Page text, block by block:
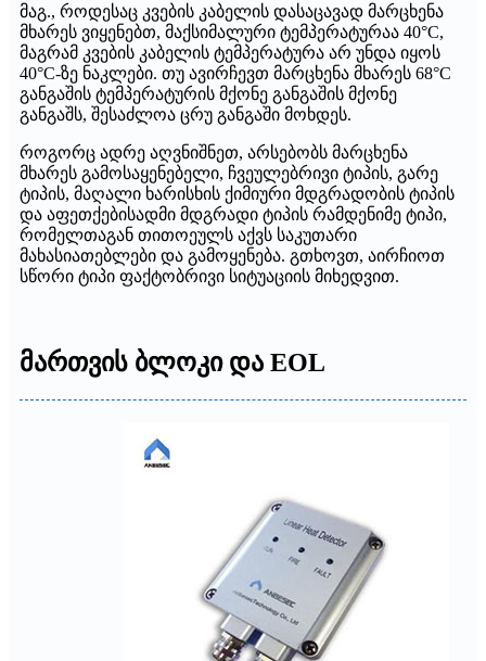
მაგ., როდესაც კვების კაბელის დასაცავად მარცხენა
მხარეს ვიყენებთ, მაქსიმალური ტემპერატურაა 40°C,
მაგრამ კვების კაბელის ტემპერატურა არ უნდა იყოს
40°C-ზე ნაკლები. თუ ავირჩევთ მარცხენა მხარეს 68°C
განგაშის ტემპერატურის მქონე განგაშის მქონე
განგაშს, შესაძლოა ცრუ განგაში მოხდეს.
როგორც ადრე აღვნიშნეთ, არსებობს მარცხენა
მხარეს გამოსაყენებელი, ჩვეულებრივი ტიპის, გარე
ტიპის, მაღალი ხარისხის ქიმიური მდგრადობის ტიპის
და აფეთქებისადმი მდგრადი ტიპის რამდენიმე ტიპი,
რომელთაგან თითოეულს აქვს საკუთარი
მახასიათებლები და გამოყენება. გთხოვთ, აირჩიოთ
სწორი ტიპი ფაქტობრივი სიტუაციის მიხედვით.
მართვის ბლოკი და EOL